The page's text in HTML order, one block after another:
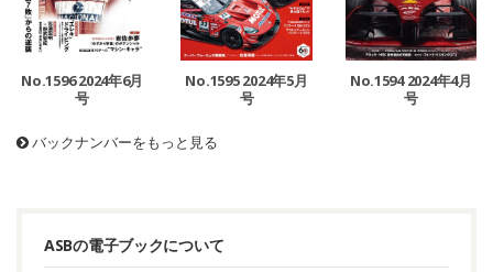
No.1596 2024年6月
号
No.1595 2024年5月
号
No.1594 2024年4月
号
バックナンバーをもっと見る
ASBの電子ブックについて